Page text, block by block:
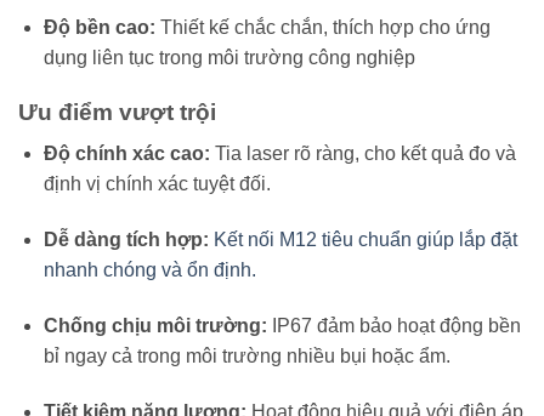
Độ bền cao: Thiết kế chắc chắn, thích hợp cho ứng
dụng liên tục trong môi trường công nghiệp
Ưu điểm vượt trội
Độ chính xác cao: Tia laser rõ ràng, cho kết quả đo và
định vị chính xác tuyệt đối.
Dễ dàng tích hợp: Kết nối M12 tiêu chuẩn giúp lắp đặt
nhanh chóng và ổn định.
Chống chịu môi trường: IP67 đảm bảo hoạt động bền
bỉ ngay cả trong môi trường nhiều bụi hoặc ẩm.
Tiết kiệm năng lượng: Hoạt động hiệu quả với điện áp